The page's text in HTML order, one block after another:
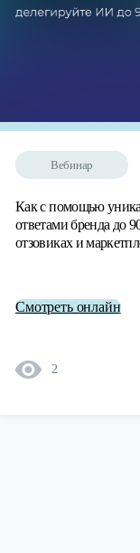
Вебинар
Как с помощью
ответами бренда до
отзовиках и
Смотреть онлайн
2